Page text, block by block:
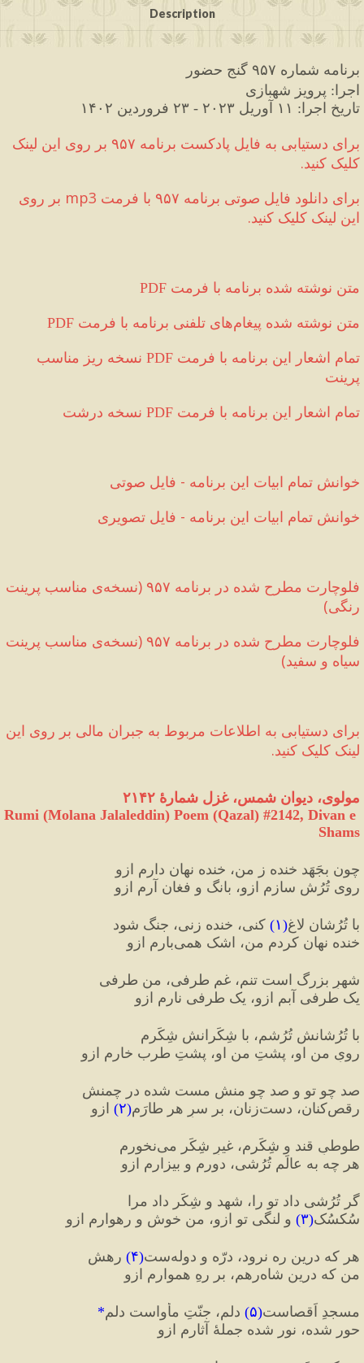
Description
برنامه شماره ۹۵۷ گنج حضور
اجرا: پرویز شهبازی
۱۴۰۲ تاریخ اجرا: ۱۱ آوریل ۲۰۲۳ - ۲۳ فروردین
کلیک کنید.
برای دانلود فایل صوتی برنامه ۹۵۷ با فرمت
mp3
این لینک کلیک کنید.
PDF متن نوشته شده برنامه با فرمت
PDF
متن نوشته شده پیغام‌های تلفنی برنامه با فرمت
تمام اشعار این برنامه با فرمت PDF
پرینت
تمام اشعار این برنامه با فرمت PDF نسخه درشت
خوانش تمام ابیات این برنامه - فایل صوتی
خوانش تمام ابیات این برنامه - فایل تصویری
فلوچارت مطرح شده در برنامه ۹۵۷ (
رنگی)
فلوچارت مطرح شده در برنامه ۹۵۷
(
سیاه و سفید)
لینک کلیک کنید.
مولوی، دیوان شمس، غزل شمارهٔ ۲۱۴۲
Rumi (Molana Jalaleddin) Poem (Qazal) #2142, Divan e
Shams
چون بجَهَد خنده ز من، خنده نهان دارم ازو
روی تُرُش سازم ازو، بانگ و فغان آرم ازو
با تُرُشان لاغ(۱) کنی، خنده زنی، جنگ شود
خنده نهان کردم من، اشک همی‌بارم ازو
شهرِ بزرگ است تنم، غم طرفی، من طرفی
یک طرفی آبم ازو، یک طرفی نارم ازو
با تُرُشانش تُرُشم، با شِکَرانش شِکَرم
رویِ من او، پشتِ من او، پشتِ طرب خارم ازو
صد چو تو و صد چو منش مست شده در چمنش
رقص‌کنان، دست‌زنان، بر سرِ هر طارَم
(۲) ازو
طوطیِ قند و شِکَرم، غیرِ شِکَر می‌نخورم
هر چه به عالَم تُرُشی، دورم و بیزارم ازو
گر تُرُشی داد تو را، شهد و شِکَر داد مرا
سُکسُک(۳) و لنگی تو ازو، من خوش و رهوارم ازو
هر که درین ره نرود، درّه و دوله‌ست (۴) رهش
من که درین شاه‌رهم، بر رهِ هموارم ازو
مسجدِ اَقصاست(۵) دلم، جنّتِ مأواست دلم*
حور شده، نور شده جملهٔ آثارم ازو